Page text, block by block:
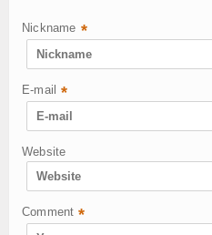
Nickname *
E-mail *
Website
Comment *